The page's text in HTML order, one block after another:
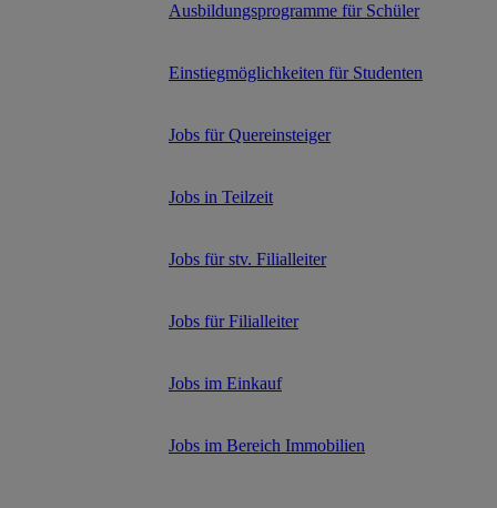
Ausbildungsprogramme für Schüler
Einstiegmöglichkeiten für Studenten
Jobs für Quereinsteiger
Jobs in Teilzeit
Jobs für stv. Filialleiter
Jobs für Filialleiter
Jobs im Einkauf
Jobs im Bereich Immobilien